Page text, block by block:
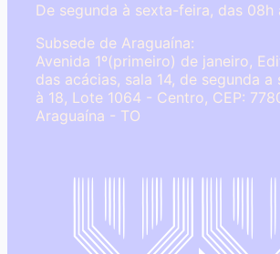
De segunda à sexta-feira, das 08h
Subsede de Araguaína:
Avenida 1º(primeiro) de janeiro,
das acácias, sala 14, de segunda a
à 18, Lote 1064 - Centro, CEP:
Araguaína - TO